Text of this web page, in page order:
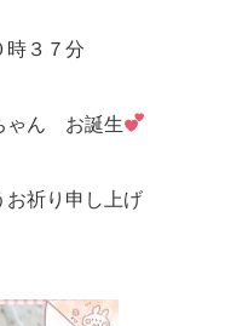
３７分
ゃん お誕生
お祈り申し上げ